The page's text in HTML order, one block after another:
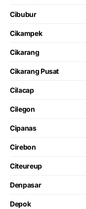
Cibubur
Cikampek
Cikarang
Cikarang Pusat
Cilacap
Cilegon
Cipanas
Cirebon
Citeureup
Denpasar
Depok